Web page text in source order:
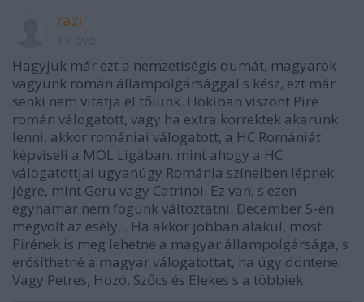
razi
Hagyjuk már ezt a nemzetiségis dumát, magyarok
vagyunk román állampolgársággal s kész, ezt már
senki nem vitatja el tőlünk. Hokiban viszont Pire
román válogatott, vagy ha extra korrektek akarunk
lenni, akkor romániai válogatott, a HC Romániát
képviseli a MOL Ligában, mint ahogy a HC
válogatottjai ugyanúgy Románia színeiben lépnek
jégre, mint Geru vagy Catrinoi. Ez van, s ezen
egyhamar nem fogunk változtatni. December 5-én
megvolt az esély... Ha akkor jobban alakul, most
Pirének is meg lehetne a magyar állampolgársága, s
erősíthetné a magyar válogatottat, ha úgy döntene.
Vagy Petres, Hozó, Szőcs és Elekes s a többiek.